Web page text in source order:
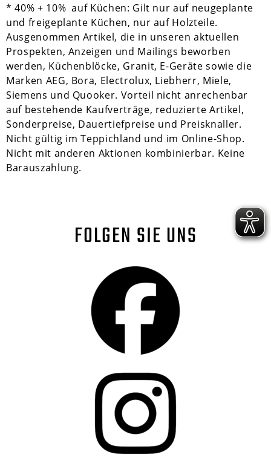
* 40% + 10% auf Küchen: Gilt nur auf neugeplante
und freigeplante Küchen, nur auf Holzteile.
Ausgenommen Artikel, die in unseren aktuellen
Prospekten, Anzeigen und Mailings beworben
werden, Küchenblöcke, Granit, E-Geräte sowie die
Marken AEG, Bora, Electrolux, Liebherr, Miele,
Siemens und Quooker. Vorteil nicht anrechenbar
auf bestehende Kaufverträge, reduzierte Artikel,
Sonderpreise, Dauertiefpreise und Preisknaller.
Nicht gültig im Teppichland und im Online-Shop.
Nicht mit anderen Aktionen kombinierbar. Keine
Barauszahlung.
FOLGEN SIE UNS